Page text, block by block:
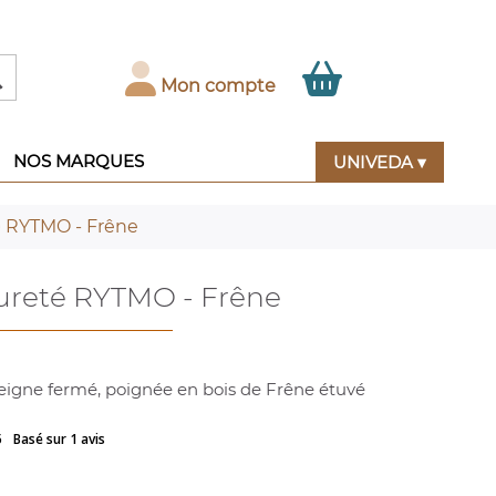
Mon compte
NOS MARQUES UNIVEDA ▾
- Frêne
RYTMO - Frêne
fermé, poignée en bois de Frêne étuvé
Basé sur 1 avis